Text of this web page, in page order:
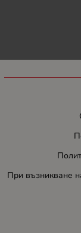
При възникване